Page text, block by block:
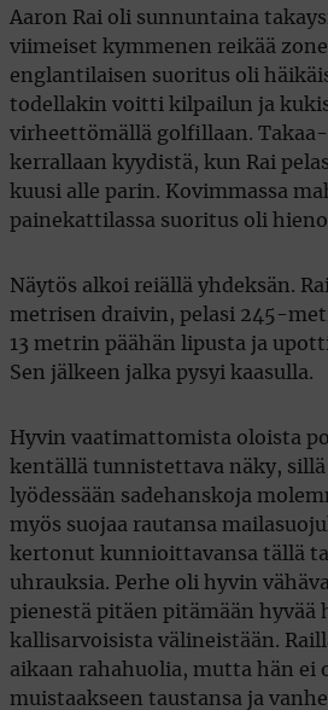
Aaron Rai oli sunnuntaina
viimeiset kymmenen reikää
englantilaisen suoritus oli
todellakin voitti kilpailun ja
virheettömällä golfillaan.
kerrallaan kyydistä, kun Rai
kuusi alle parin. Kovimmassa
painekattilassa suoritus oli
Näytös alkoi reiällä yhdeksän.
metrisen draivin, pelasi 245-
13 metrin päähän lipusta ja
Sen jälkeen jalka pysyi kaasulla.
Hyvin vaatimattomista oloista
kentällä tunnistettava näky,
lyödessään sadehanskoja
myös suojaa rautansa
kertonut kunnioittavansa tällä
uhrauksia. Perhe oli hyvin
pienestä pitäen pitämään hyvää
kallisarvoisista välineistään.
aikaan rahahuolia, mutta hän ei
muistaakseen taustansa ja